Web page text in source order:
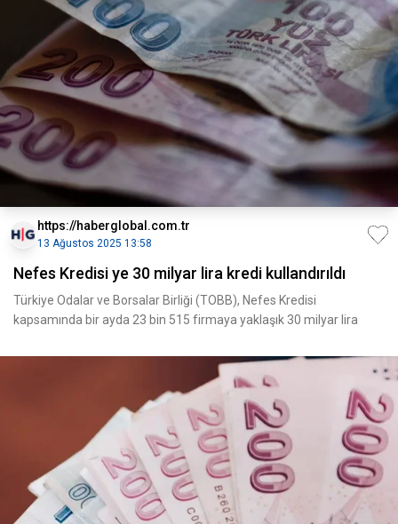
https://haberglobal.com.tr
13 Ağustos 2025 13:58
Nefes Kredisi ye 30 milyar lira kredi kullandırıldı
Türkiye Odalar ve Borsalar Birliği (TOBB), Nefes Kredisi
kapsamında bir ayda 23 bin 515 firmaya yaklaşık 30 milyar lira